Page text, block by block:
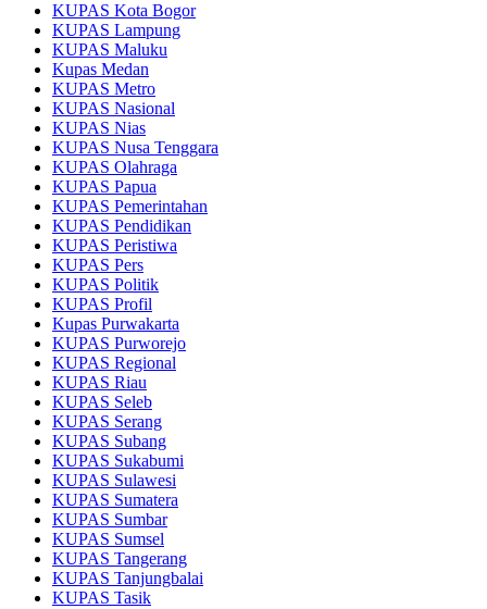
KUPAS Kota Bogor
KUPAS Lampung
KUPAS Maluku
Kupas Medan
KUPAS Metro
KUPAS Nasional
KUPAS Nias
KUPAS Nusa Tenggara
KUPAS Olahraga
KUPAS Papua
KUPAS Pemerintahan
KUPAS Pendidikan
KUPAS Peristiwa
KUPAS Pers
KUPAS Politik
KUPAS Profil
Kupas Purwakarta
KUPAS Purworejo
KUPAS Regional
KUPAS Riau
KUPAS Seleb
KUPAS Serang
KUPAS Subang
KUPAS Sukabumi
KUPAS Sulawesi
KUPAS Sumatera
KUPAS Sumbar
KUPAS Sumsel
KUPAS Tangerang
KUPAS Tanjungbalai
KUPAS Tasik